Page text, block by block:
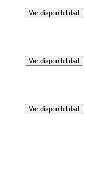
Ver disponibilidad
Ver disponibilidad
Ver disponibilidad